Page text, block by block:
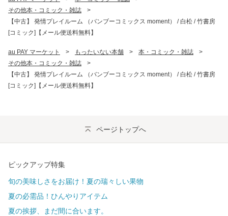
その他本・コミック・雑誌
>
【中古】 発情プレイルーム （バンブーコミックス moment） / 白松 / 竹書房
[コミック]【メール便送料無料】
au PAY マーケット > もったいない本舗 > 本・コミック・雑誌
>
その他本・コミック・雑誌
>
【中古】 発情プレイルーム （バンブーコミックス moment） / 白松 / 竹書房
[コミック]【メール便送料無料】
ページトップへ
ピックアップ特集
旬の美味しさをお届け！夏の瑞々しい果物
夏の必需品！ひんやりアイテム
夏の挨拶、まだ間に合います。